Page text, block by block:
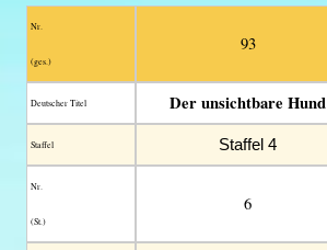
Nr.
(ges.)
93
Deutscher Titel Der unsichtbare Hund
Staffel Staffel 4
Nr.
(St.)
6